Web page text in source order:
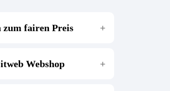
zum fairen Preis
einer sauberen Technik und
kümmern wir uns um
Webshop